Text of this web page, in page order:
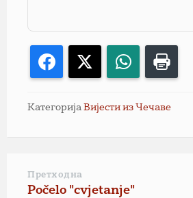
Facebook WhatsApp
Категорија Вијести из Чечаве
Претходна
Počelo "cvjetanje"